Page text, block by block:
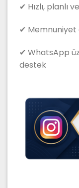
✔ Hızlı, planlı
✔ Memnuniyet
✔ WhatsApp
destek